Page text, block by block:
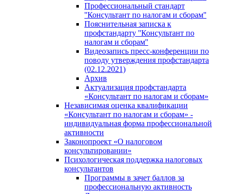
Профессиональный стандарт
''Консультант по налогам и сборам''
Пояснительная записка к
профстандарту ''Консультант по
налогам и сборам''
Видеозапись пресс-конференции по
поводу утверждения профстандарта
(02.12.2021)
Архив
Актуализация профстандарта
«Консультант по налогам и сборам»
Независимая оценка квалификации
«Консультант по налогам и сборам» -
индивидуальная форма профессиональной
активности
Законопроект «О налоговом
консультировании»
Психологическая поддержка налоговых
консультантов
Программы в зачет баллов за
профессиональную активность